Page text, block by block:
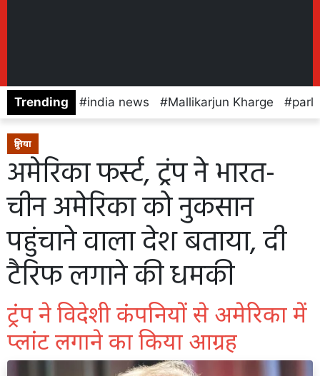
Trending india news Mallikarjun Kharge
दुनिया
अमेरिका फर्स्ट, ट्रंप ने भारत-
चीन अमेरिका को नुकसान
पहुंचाने वाला देश बताया, दी
टैरिफ लगाने की धमकी
ट्रंप ने विदेशी कंपनियों से अमेरिका में
प्लांट लगाने का किया आग्रह